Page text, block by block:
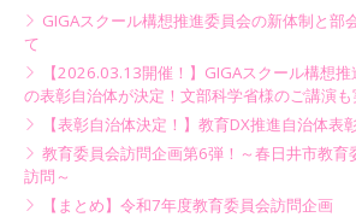
GIGAスクール構想推進委員会の新体制と部
て
【2026.03.13開催！】GIGAスクール構想
の表彰自治体が決定！文部科学省様のご講演も
【表彰自治体決定！】教育DX推進自治体表
教育委員会訪問企画第6弾！～春日井市教
訪問～
【まとめ】令和7年度教育委員会訪問企画